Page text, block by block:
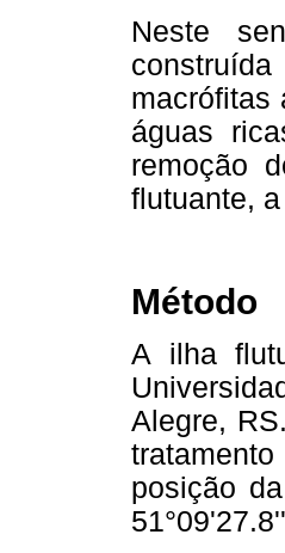
Neste
macrófitas
águas
remoção
flutuante,
Método
A ilha
Alegre,
posição